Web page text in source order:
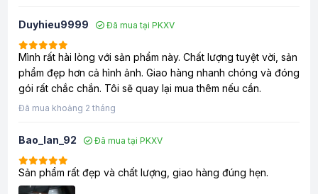
Duyhieu9999 Đã mua tại PKXV
Mình rất hài lòng với sản phẩm này. Chất lượng tuyệt vời, sản
phẩm đẹp hơn cả hình ảnh. Giao hàng nhanh chóng và đóng
gói rất chắc chắn. Tôi sẽ quay lại mua thêm nếu cần.
Đã mua khoảng 2 tháng
Bao_lan_92 Đã mua tại PKXV
Sản phẩm rất đẹp và chất lượng, giao hàng đúng hẹn.